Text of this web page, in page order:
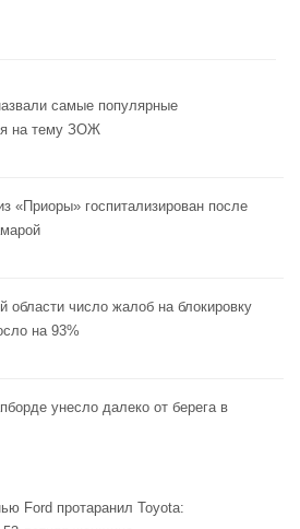
самые популярные
на тему ЗОЖ
«Приоры» госпитализирован после
области число жалоб на блокировку
на 93%
унесло далеко от берега в
Ford протаранил Toyota: